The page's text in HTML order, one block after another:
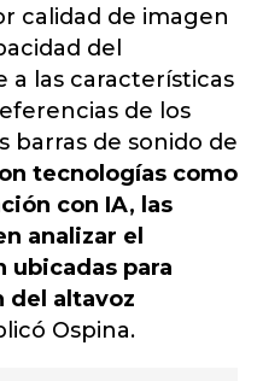
calidad de imagen
del
a las características
de los
barras de sonido de
tecnologías como
con IA, las
analizar el
ubicadas para
del altavoz
Ospina.